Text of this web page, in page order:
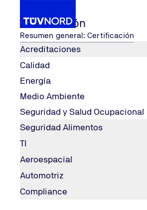
Certificación
Resumen general: Certificación
Acreditaciones
Calidad
Energía
Medio Ambiente
Seguridad y Salud Ocupacional
Seguridad Alimentos
TI
Aeroespacial
Automotriz
Compliance
Home
TÜV NORD MÉXICO